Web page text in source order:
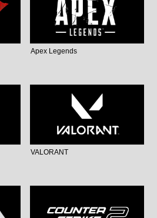
Apex Legends
VALORANT